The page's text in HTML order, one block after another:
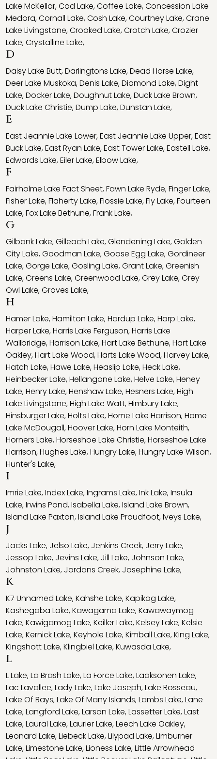
Lake McKellar,Cod Lake,Coffee Lake,Concession Lake
Medora,Cornall Lake,Cosh Lake,Courtney Lake,Crane
Lake Livingstone,Crooked Lake,Crotch Lake,Crozier
Lake,Crystalline Lake,
D
Daisy Lake Butt,Darlingtons Lake,Dead Horse Lake,
Deer Lake Muskoka,Denis Lake,Diamond Lake,Dight
Lake,Docker Lake,Doughnut Lake,Duck Lake Brown,
Duck Lake Christie,Dump Lake,Dunstan Lake,
E
East Jeannie Lake Lower,East Jeannie Lake Upper,East
Buck Lake,East Ryan Lake,East Tower Lake,Eastell Lake,
Edwards Lake,Eiler Lake,Elbow Lake,
F
Fairholme Lake Fact Sheet,Fawn Lake Ryde,Finger Lake,
Fisher Lake,Flaherty Lake,Flossie Lake,Fly Lake,Fourteen
Lake,Fox Lake Bethune,Frank Lake,
G
Gilbank Lake,Gilleach Lake,Glendening Lake,Golden
City Lake,Goodman Lake,Goose Egg Lake,Gordineer
Lake,Gorge Lake,Gosling Lake,Grant Lake,Greenish
Lake,Greens Lake,Greenwood Lake,Grey Lake,Grey
Owl Lake,Groves Lake,
H
Hamer Lake,Hamilton Lake,Hardup Lake,Harp Lake,
Harper Lake,Harris Lake Ferguson,Harris Lake
Wallbridge,Harrison Lake,Hart Lake Bethune,Hart Lake
Oakley,Hart Lake Wood,Harts Lake Wood,Harvey Lake,
Hatch Lake,Hawe Lake,Heaslip Lake,Heck Lake,
Heinbecker Lake,Hellangone Lake,Helve Lake,Heney
Lake,Henry Lake,Henshaw Lake,Hesners Lake,High
Lake Livingstone,High Lake Watt,Himbury Lake,
Hinsburger Lake,Holts Lake,Home Lake Harrison,Home
Lake McDougall,Hoover Lake,Horn Lake Monteith,
Horners Lake,Horseshoe Lake Christie,Horseshoe Lake
Harrison,Hughes Lake,Hungry Lake,Hungry Lake Wilson,
Hunter's Lake,
I
Imrie Lake,Index Lake,Ingrams Lake,Ink Lake,Insula
Lake,Irwins Pond,Isabella Lake,Island Lake Brown,
Island Lake Paxton,Island Lake Proudfoot,Iveys Lake,
J
Jacks Lake, Jelso Lake, Jenkins Creek, Jerry Lake,
Jessop Lake, Jevins Lake, Jill Lake, Johnson Lake,
Johnston Lake, Jordans Creek, Josephine Lake,
K
K7 Unnamed Lake,Kahshe Lake,Kapikog Lake,
Kashegaba Lake,Kawagama Lake,Kawawaymog
Lake,Kawigamog Lake,Keiller Lake,Kelsey Lake,Kelsie
Lake,Kernick Lake,Keyhole Lake,Kimball Lake,King Lake,
Kingshott Lake,Klingbiel Lake,Kuwasda Lake,
L
L Lake,La Brash Lake,La Force Lake,Laaksonen Lake,
Lac Lavallee,Lady Lake,Lake Joseph,Lake Rosseau,
Lake Of Bays,Lake Of Many Islands,Lambs Lake,Lane
Lake,Langford Lake,Larson Lake,Lassetter Lake,Last
Lake,Laural Lake,Laurier Lake,Leech Lake Oakley,
Leonard Lake,Liebeck Lake,Lilypad Lake,Limburner
Lake,Limestone Lake,Lioness Lake,Little Arrowhead